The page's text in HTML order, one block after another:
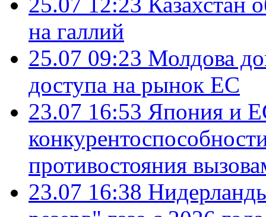
на галлий
25.07 09:23 Молдова
доступа на рынок ЕС
23.07 16:53 Япония и
противостояния
23.07 16:38